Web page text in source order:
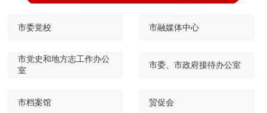
市委党校 市融媒体中心
市党史和地方志工作办公
室
市委、市政府接待办公室
市档案馆 贸促会